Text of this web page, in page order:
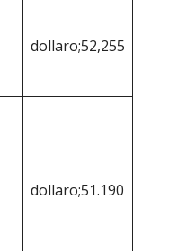
dollaro;52,255
dollaro;51.190